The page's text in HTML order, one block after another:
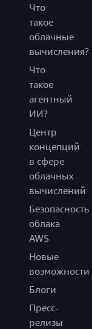
Что
такое
облачные
вычисления?
Что
такое
агентный
ИИ?
Центр
концепций
в сфере
облачных
вычислений
Безопасность
облака
AWS
Новые
возможности
Блоги
Пресс-
релизы